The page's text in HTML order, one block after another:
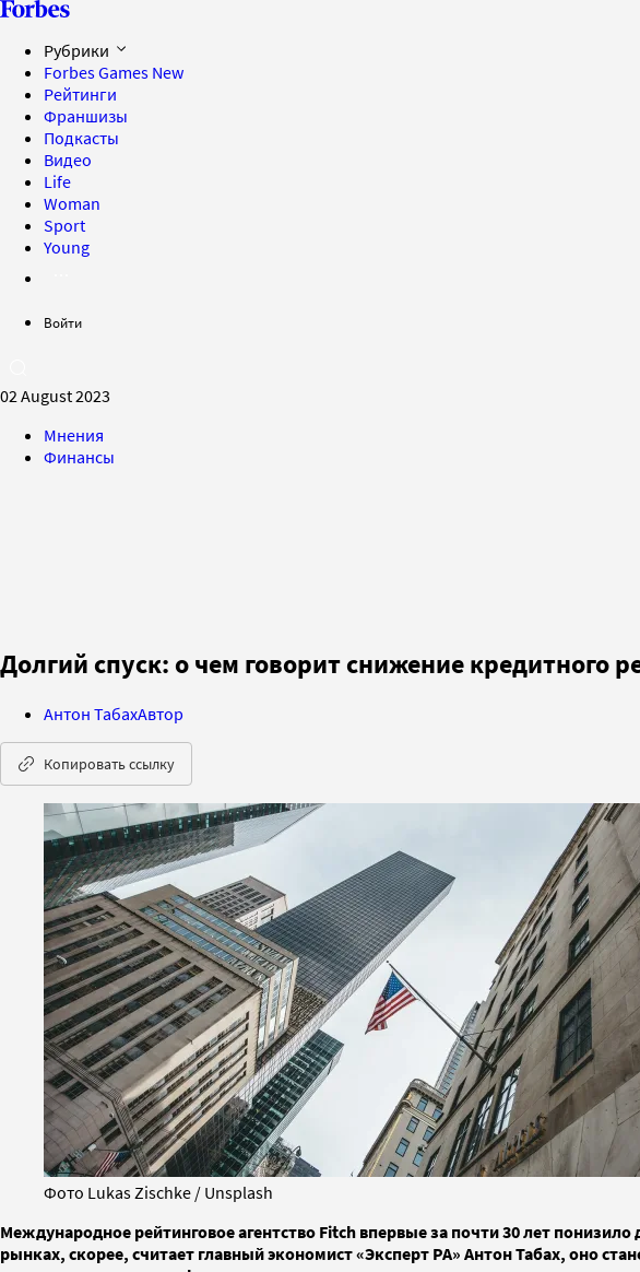
Рубрики
Forbes Games New
Рейтинги
Франшизы
Подкасты
Видео
Life
Woman
Sport
Young
Войти
02 August 2023
Мнения
Финансы
Долгий спуск: о чем говорит снижение кредитного
Антон ТабахАвтор
Копировать ссылку
Фото Lukas Zischke / Unsplash
Международное рейтинговое агентство Fitch впервые за почти 30 лет
рынках, скорее, считает главный экономист «Эксперт РА» Антон Табах, оно